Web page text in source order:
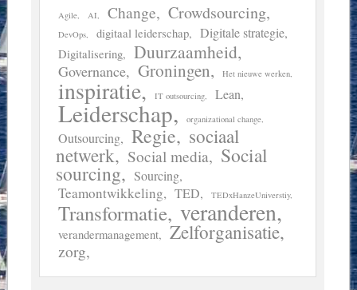
Agile AI Change Crowdsourcing
DevOps digitaal leiderschap Digitale strategie
Digitalisering Duurzaamheid
Governance Groningen Het nieuwe werken
inspiratie IT outsourcing Lean
Leiderschap organizational change
Outsourcing Regie sociaal
netwerk Social media Social
sourcing Sourcing
Teamontwikkeling TED TEDxHanzeUniverstiy
Transformatie veranderen
verandermanagement Zelforganisatie
zorg